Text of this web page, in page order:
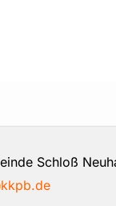
Schloß